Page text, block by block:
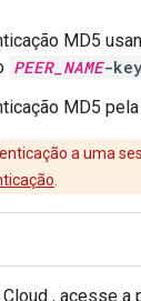
MD5
PEER_NAME-
MD5
a uma
, acesse a